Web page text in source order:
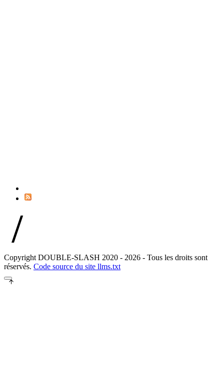
//
Copyright DOUBLE-SLASH 2020 - 2026 - Tous les droits sont
réservés. Code source du site llms.txt